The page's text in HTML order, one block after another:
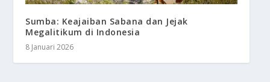
Sumba: Keajaiban Sabana dan Jejak
Megalitikum di Indonesia
8 Januari 2026